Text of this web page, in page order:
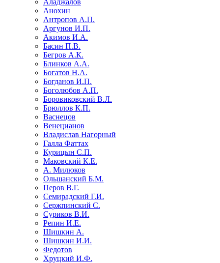
Аладжалов
Анохин
Антропов А.П.
Аргунов И.П.
Акимов И.А.
Басин П.В.
Бегров А.К.
Блинков А.А.
Богатов Н.А.
Богданов И.П.
Боголюбов А.П.
Боровиковский В.Л.
Брюллов К.П.
Васнецов
Венецианов
Владислав Нагорный
Галла Фаттах
Курицын С.П.
Маковский К.Е.
А. Милюков
Ольшанский Б.М.
Перов В.Г.
Семирадский Г.И.
Сержпинский С.
Суриков В.И.
Репин И.Е.
Шишкин А.
Шишкин И.И.
Федотов
Хруцкий И.Ф.